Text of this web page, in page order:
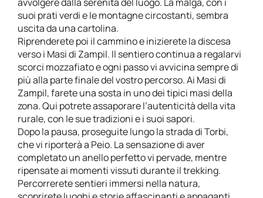
suoi prati verdi e le montagne circostanti, sembra
uscita da una cartolina.
Riprenderete poi il cammino e inizierete la discesa
verso i Masi di Zampil. Il sentiero continua a regalarvi
scorci mozzafiato e ogni passo vi avvicina sempre di
più alla parte finale del vostro percorso. Ai Masi di
Zampil, farete una sosta in uno dei tipici masi della
zona. Qui potrete assaporare l’autenticità della vita
rurale, con le sue tradizioni e i suoi sapori.
Dopo la pausa, proseguite lungo la strada di Torbi,
che vi riporterà a Peio. La sensazione di aver
completato un anello perfetto vi pervade, mentre
ripensate ai momenti vissuti durante il trekking.
Percorrerete sentieri immersi nella natura,